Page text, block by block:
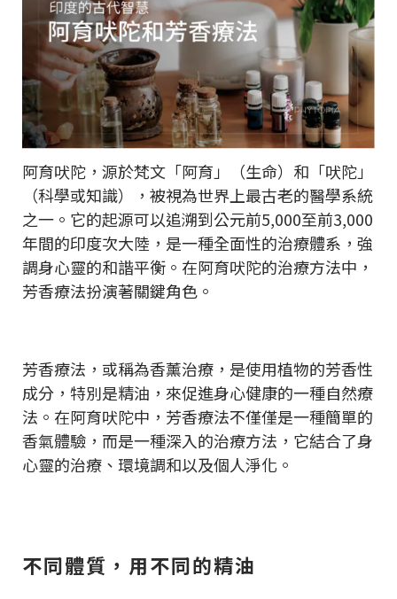
阿育吠陀，源於梵文「阿育」（生命）和「吠陀」
（科學或知識），被視為世界上最古老的醫學系統
之一。它的起源可以追溯到公元前5,000至前3,000
年間的印度次大陸，是一種全面性的治療體系，強
調身心靈的和諧平衡。在阿育吠陀的治療方法中，
芳香療法扮演著關鍵角色。
芳香療法，或稱為香薰治療，是使用植物的芳香性
成分，特別是精油，來促進身心健康的一種自然療
法。在阿育吠陀中，芳香療法不僅僅是一種簡單的
香氣體驗，而是一種深入的治療方法，它結合了身
心靈的治療、環境調和以及個人淨化。
不同體質，用不同的精油